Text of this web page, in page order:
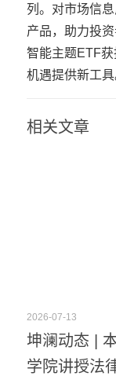
列。对市场信
产品，助力投
智能主题ETF
机遇提供新工具
相关文章
2026-07-13
坤澜动态 |
学院讲授法